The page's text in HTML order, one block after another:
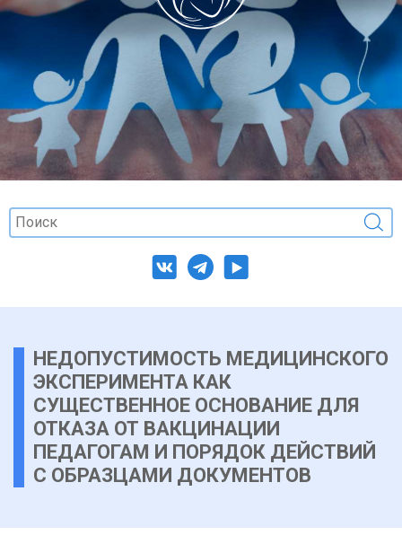
НЕДОПУСТИМОСТЬ МЕДИЦИНСКОГО
ЭКСПЕРИМЕНТА КАК
СУЩЕСТВЕННОЕ ОСНОВАНИЕ ДЛЯ
ОТКАЗА ОТ ВАКЦИНАЦИИ
ПЕДАГОГАМ И ПОРЯДОК ДЕЙСТВИЙ
С ОБРАЗЦАМИ ДОКУМЕНТОВ